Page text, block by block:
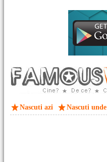
Nascuti azi Nascuti unde